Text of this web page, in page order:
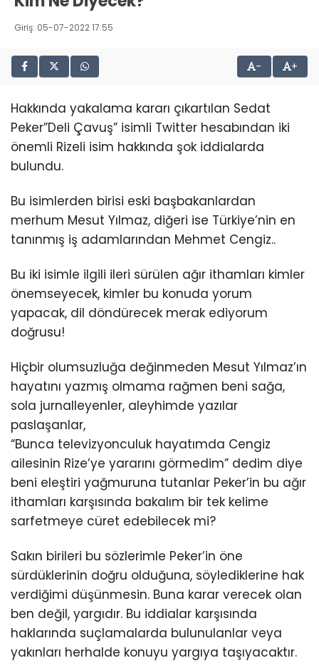
Giriş: 05-07-2022 17:55
- +
Hakkında yakalama kararı çıkartılan Sedat
Peker”Deli Çavuş” isimli Twitter hesabından iki
önemli Rizeli isim hakkında şok iddialarda
bulundu.
Bu isimlerden birisi eski başbakanlardan
merhum Mesut Yılmaz, diğeri ise Türkiye’nin en
tanınmış iş adamlarından Mehmet Cengiz..
Bu iki isimle ilgili ileri sürülen ağır ithamları kimler
önemseyecek, kimler bu konuda yorum
yapacak, dil döndürecek merak ediyorum
doğrusu!
Hiçbir olumsuzluğa değinmeden Mesut Yılmaz’ın
hayatını yazmış olmama rağmen beni sağa,
sola jurnalleyenler, aleyhimde yazılar
paslaşanlar,
“Bunca televizyonculuk hayatımda Cengiz
ailesinin Rize’ye yararını görmedim” dedim diye
beni eleştiri yağmuruna tutanlar Peker’in bu ağır
ithamları karşısında bakalım bir tek kelime
sarfetmeye cüret edebilecek mi?
Sakın birileri bu sözlerimle Peker’in öne
sürdüklerinin doğru olduğuna, söylediklerine hak
verdiğimi düşünmesin. Buna karar verecek olan
ben değil, yargıdır. Bu iddialar karşısında
haklarında suçlamalarda bulunulanlar veya
yakınları herhalde konuyu yargıya taşıyacaktır.